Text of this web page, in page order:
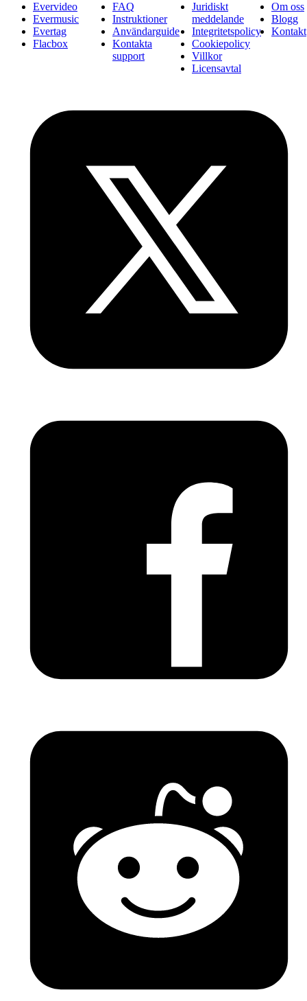
Evervideo
Evermusic
Evertag
Flacbox
FAQ
Instruktioner
Användarguide
Kontakta
support
Juridiskt
meddelande
Integritetspolicy
Cookiepolicy
Villkor
Licensavtal
Om oss
Blogg
Kontakt